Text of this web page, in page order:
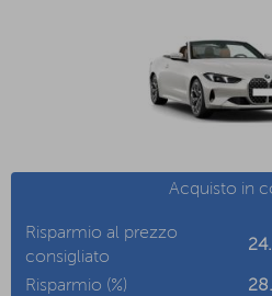
Acquisto in
Risparmio al prezzo
consigliato
Risparmio (%)